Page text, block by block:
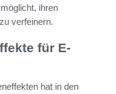
ihren
verfeinern.
für E-
hat in den